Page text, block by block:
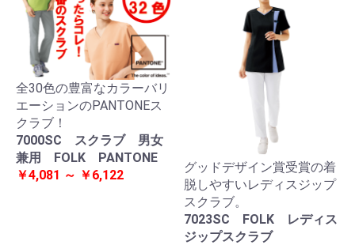
全30色の豊富なカラーバリ
エーションのPANTONEス
クラブ！
7000SC スクラブ 男女
兼用 FOLK PANTONE
￥4,081 ～ ￥6,122
グッドデザイン賞受賞の着
脱しやすいレディスジップ
スクラブ。
7023SC FOLK レディス
ジップスクラブ